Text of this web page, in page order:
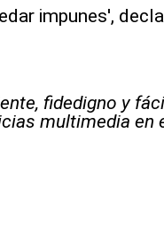
impunes',
fidedigno y
multimedia en